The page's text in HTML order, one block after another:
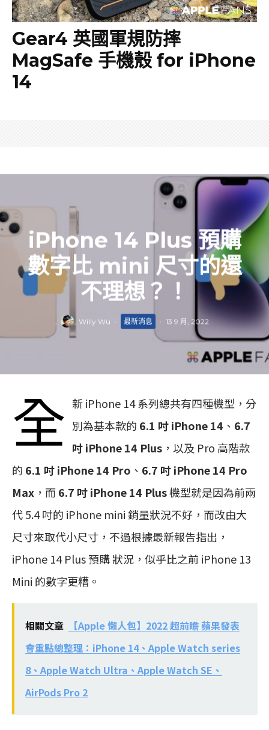
Gear4 英國軍規防摔
MagSafe 手機殼 for iPhone
14
iPhone 14 Plus 預購
數字比 mini 尺寸的還
不理想？！
Willy Wu 最新消息 · 13 9 月, 2022
全 新 iPhone 14 系列總共有四種機型，分
別為基本款的 6.1 吋 iPhone 14 、 6.7
吋 iPhone 14 Plus ，以及 Pro 高階款
的 6.1 吋 iPhone 14 Pro 、 6.7 吋 iPhone 14 Pro
Max ，而6.7 吋 iPhone 14 Plus機型就是因為前兩
代 5.4 吋的 iPhone mini 銷量狀況不好，而改由大
尺寸來取代小尺寸，不過根據最新報告指出，
iPhone 14 Plus 預購 狀況，似乎比之前 iPhone 13
Mini 的數字更糟。
相關文章
【Apple 懶人包】2022 超前瞻 蘋果發表
會重點總整理：iPhone 14、Apple Watch series
8、Apple Watch Ultra、Apple Watch SE、
AirPods Pro 2